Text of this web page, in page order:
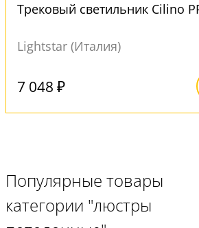
Трековый светильник Cilino
Lightstar (Италия)
7 048 ₽
Популярные товары
категории "люстры